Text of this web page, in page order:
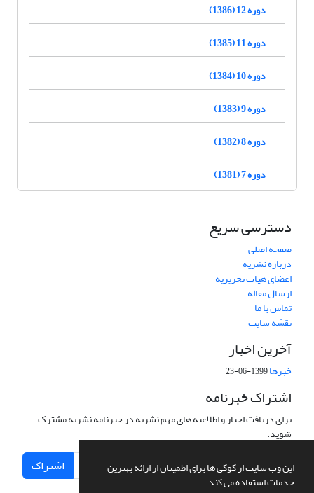
این وب سایت از کوکی ها برای اطمینان از ارائه بهترین
خدمات استفاده می کند.
دوره 12 (1386)
دوره 11 (1385)
دوره 10 (1384)
دوره 9 (1383)
دوره 8 (1382)
دوره 7 (1381)
دسترسی سریع
صفحه اصلی
درباره نشریه
اعضای هیات تحریریه
ارسال مقاله
تماس با ما
نقشه سایت
آخرین اخبار
خبرها1399-06-23
اشتراک خبرنامه
برای دریافت اخبار و اطلاعیه های مهم نشریه در خبرنامه نشریه مشترک
شوید.
اشتراک